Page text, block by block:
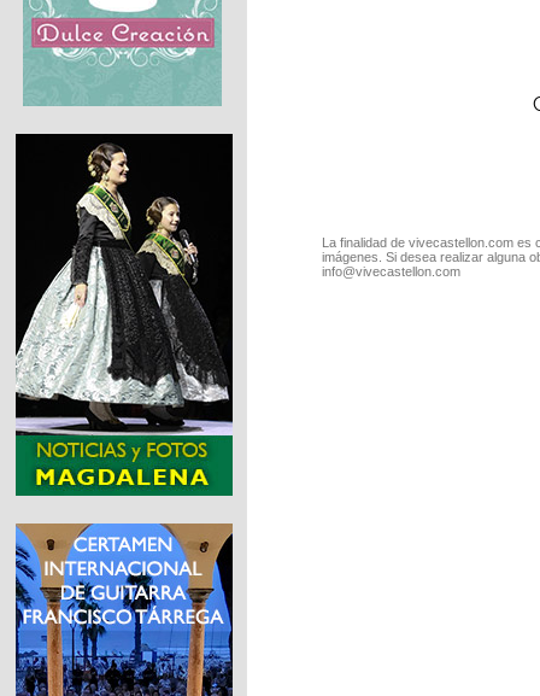
La finalidad de vivecastellon.com
imágenes. Si desea realizar alguna
info@vivecastellon.com